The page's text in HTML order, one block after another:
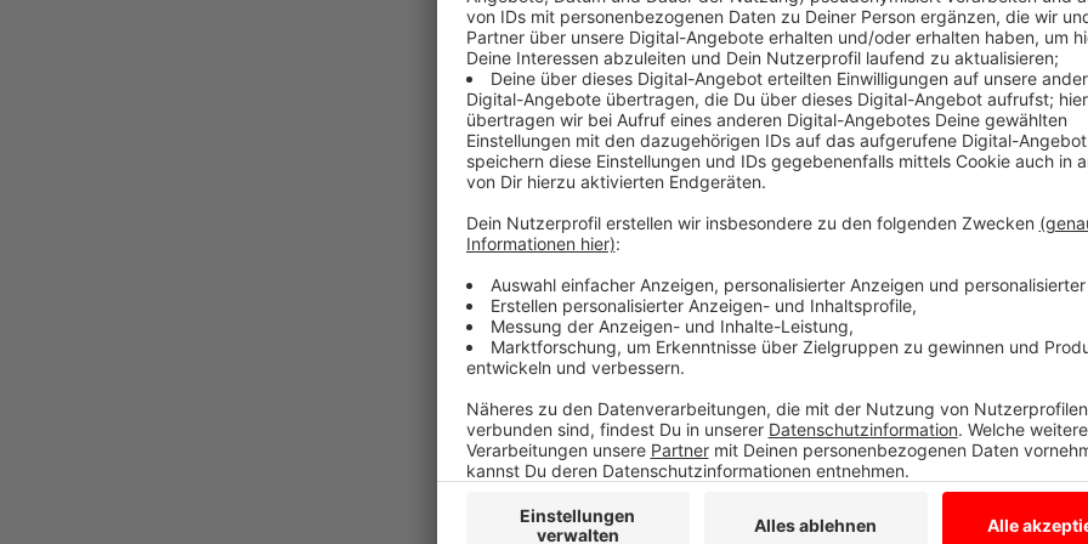
Comedy
Koalitions-Bingo:
Die einen haben gefeiert, die anderen hätten gerne
sich selbst entlassen, bevor es andere tun.
jetzt irgendwie eine funktionierende Regierung auf
aus den ganzen Schul- und Kindergarten-Gruppen
mit einer WhatsApp-Gruppe.